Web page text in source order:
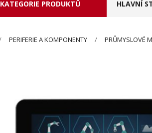
KATEGORIE PRODUKTŮ HLAVNÍ
PERIFERIE A KOMPONENTY PRŮMYSLOVÉ